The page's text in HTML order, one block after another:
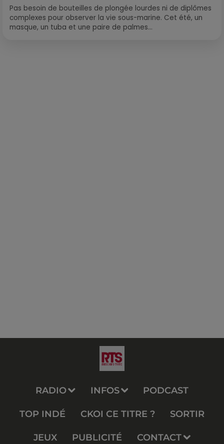
Pas besoin de bouteilles de plongée lourdes ni de diplômes
complexes pour observer la vie sous-marine. Cet été, un
masque, un tuba et une paire de palmes...
RADIO INFOS PODCAST
TOP INDÉ CKOI CE TITRE ? SORTIR
JEUX PUBLICITÉ CONTACT